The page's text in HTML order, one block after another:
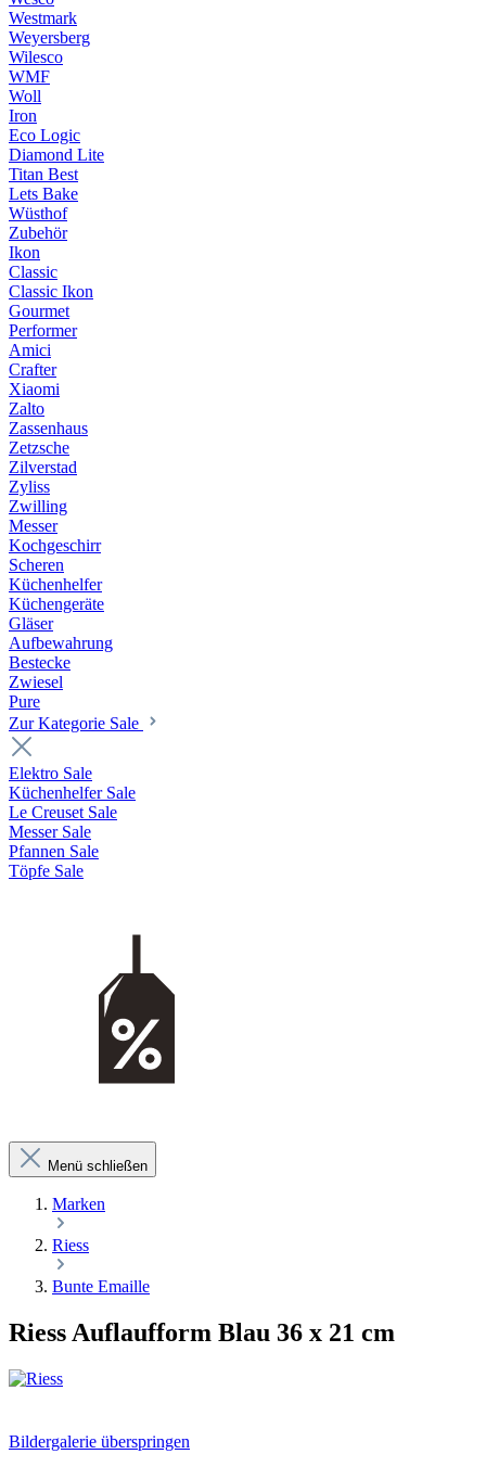
Westmark
Weyersberg
Wilesco
WMF
Woll
Iron
Eco Logic
Diamond Lite
Titan Best
Lets Bake
Wüsthof
Zubehör
Ikon
Classic
Classic Ikon
Gourmet
Performer
Amici
Crafter
Xiaomi
Zalto
Zassenhaus
Zetzsche
Zilverstad
Zyliss
Zwilling
Messer
Kochgeschirr
Scheren
Küchenhelfer
Küchengeräte
Gläser
Aufbewahrung
Bestecke
Zwiesel
Pure
Zur Kategorie Sale
Elektro Sale
Küchenhelfer Sale
Le Creuset Sale
Messer Sale
Pfannen Sale
Töpfe Sale
Menü schließen
Marken
Riess
Bunte Emaille
Riess Auflaufform Blau 36 x 21 cm
Bildergalerie überspringen